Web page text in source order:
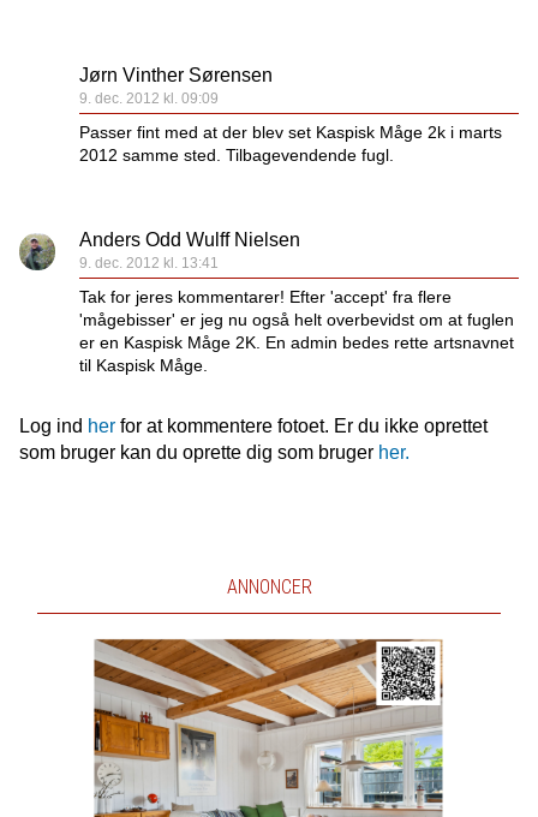
Jørn Vinther Sørensen
9. dec. 2012 kl. 09:09
Passer fint med at der blev set Kaspisk Måge 2k i marts
2012 samme sted. Tilbagevendende fugl.
Anders Odd Wulff Nielsen
9. dec. 2012 kl. 13:41
Tak for jeres kommentarer! Efter 'accept' fra flere
'mågebisser' er jeg nu også helt overbevidst om at fuglen
er en Kaspisk Måge 2K. En admin bedes rette artsnavnet
til Kaspisk Måge.
Log ind herfor at kommentere fotoet. Er du ikke oprettet
som bruger kan du oprette dig som bruger her.
ANNONCER